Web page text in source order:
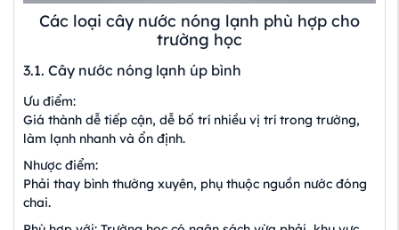
Các loại cây nước nóng lạnh phù hợp cho
trường học
3.1. Cây nước nóng lạnh úp bình
Ưu điểm:
Giá thành dễ tiếp cận, dễ bố trí nhiều vị trí trong trường,
làm lạnh nhanh và ổn định.
Nhược điểm:
Phải thay bình thường xuyên, phụ thuộc nguồn nước đóng
chai.